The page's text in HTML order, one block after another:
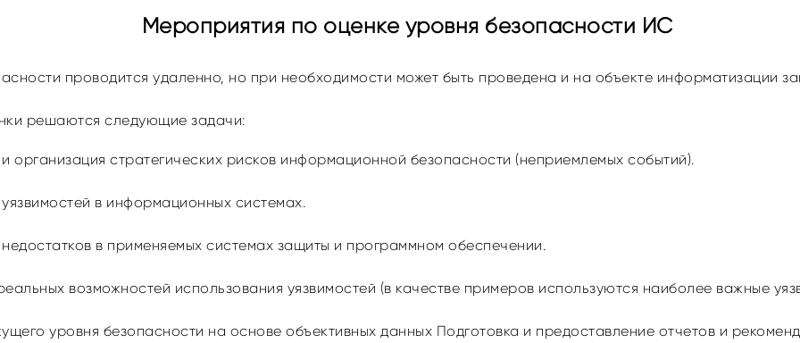
Мероприятия по оценке уровня безопасности ИС
проводится удаленно, но при необходимости может быть проведена и на объекте информатизации
решаются следующие задачи:
организация стратегических рисков информационной безопасности (неприемлемых событий).
в информационных системах.
в применяемых системах защиты и программном обеспечении.
возможностей использования уязвимостей (в качестве примеров используются наиболее важные
уровня безопасности на основе объективных данных Подготовка и предоставление отчетов и